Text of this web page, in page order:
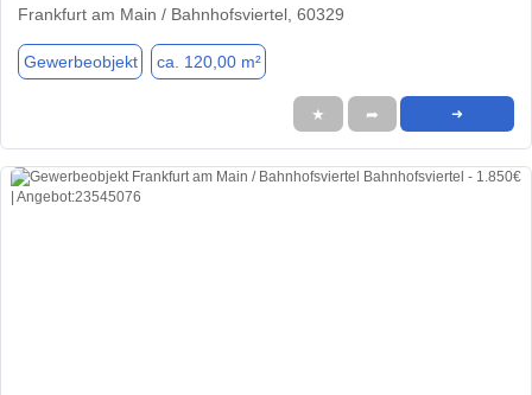
Frankfurt am Main / Bahnhofsviertel, 60329
Gewerbeobjekt ca. 120,00 m²
★ ➦ ➜